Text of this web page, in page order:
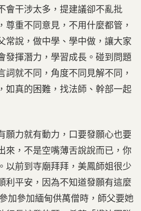
會干涉太多，提建議卻不亂批
尊重不同意見，不用什麼都管，
常說，做中學、學中做，讓大家
發揮潛力，學習成長。碰到問題
詞就不同，角度不同見解不同，
如真的困難，找法師、幹部一起
願力就有動力，口要發願心也要
來，不是空嘴薄舌說說而已，你
以前到寺廟拜拜，美鳳師姐很少
利平安，因為不知道發願有這麼
加參加緬甸供萬僧時，師父要她